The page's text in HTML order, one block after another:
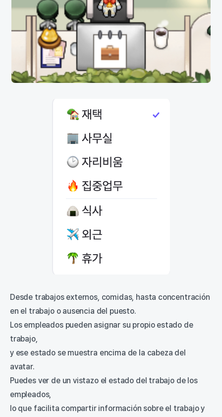
Desde trabajos externos, comidas, hasta concentración
en el trabajo o ausencia del puesto.
Los empleados pueden asignar su propio estado de
trabajo,
y ese estado se muestra encima de la cabeza del
avatar.
Puedes ver de un vistazo el estado del trabajo de los
empleados,
lo que facilita compartir información sobre el trabajo y